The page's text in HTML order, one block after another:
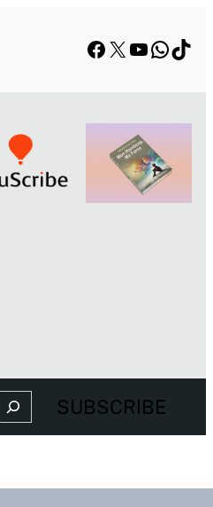
Facebook
X YouTube
Search SUBSCRIBE